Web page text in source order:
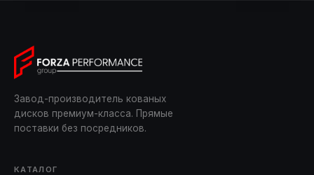
Завод-производитель кованых
дисков премиум-класса. Прямые
поставки без посредников.
КАТАЛОГ